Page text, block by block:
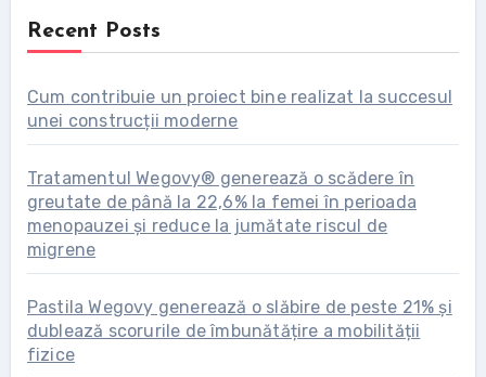
Recent Posts
Cum contribuie un proiect bine realizat la succesul
unei construcții moderne
Tratamentul Wegovy® generează o scădere în
greutate de până la 22,6% la femei în perioada
menopauzei și reduce la jumătate riscul de
migrene
Pastila Wegovy generează o slăbire de peste 21% și
dublează scorurile de îmbunătățire a mobilității
fizice